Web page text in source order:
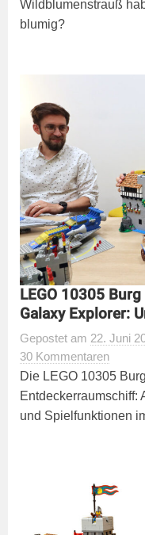
Wildblumenstrauß
blumig?
LEGO 10305
Galaxy Explorer:
Gepostet am 22. Juni
30 Kommentaren
Die LEGO 10305
Entdeckerraumschiff:
und Spielfunktionen